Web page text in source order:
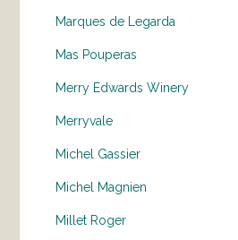
Marques de Legarda
Mas Pouperas
Merry Edwards Winery
Merryvale
Michel Gassier
Michel Magnien
Millet Roger